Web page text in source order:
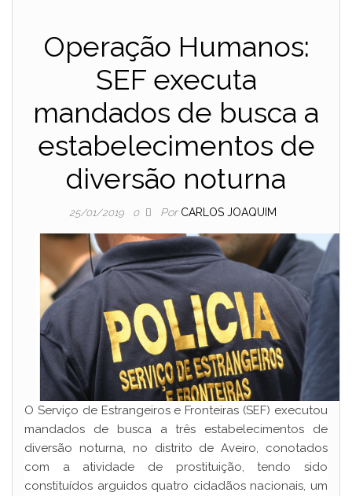
Operação Humanos:
SEF executa
mandados de busca a
estabelecimentos de
diversão noturna
25/01/2019 0 Por CARLOS JOAQUIM
O Serviço de Estrangeiros e Fronteiras (SEF) executou
mandados de busca a três estabelecimentos de
diversão noturna, no distrito de Aveiro, conotados
com a atividade de prostituição, tendo sido
constituídos arguidos quatro cidadãos nacionais, um